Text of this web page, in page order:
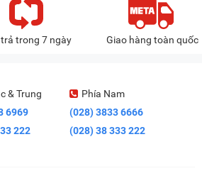
trong 7 ngày Giao hàng toàn quốc
& Trung
6969
222
Phía Nam
(028) 3833 6666
(028) 38 333 222